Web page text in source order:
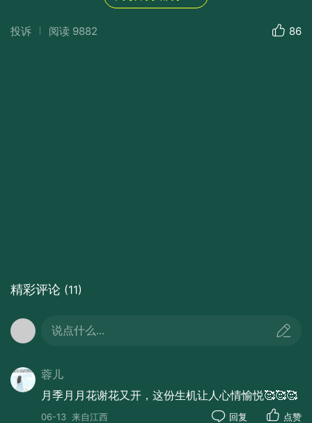
一番花信一番新， 半属东风半属尘。
惟有此花开不厌， 一年长占四季春。
投诉 阅读 9882 86
精彩评论 (11)
说点什么...
蓉儿
月季月月花谢花又开，这份生机让人心情愉悦🥰🥰🥰
06-13 来自江西 回复 点赞